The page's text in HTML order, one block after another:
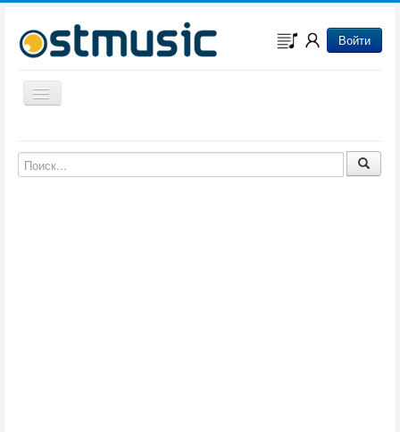
Войти
Включить/выключить навигацию
Музыка из мультфильмов
Музыка из сериалов